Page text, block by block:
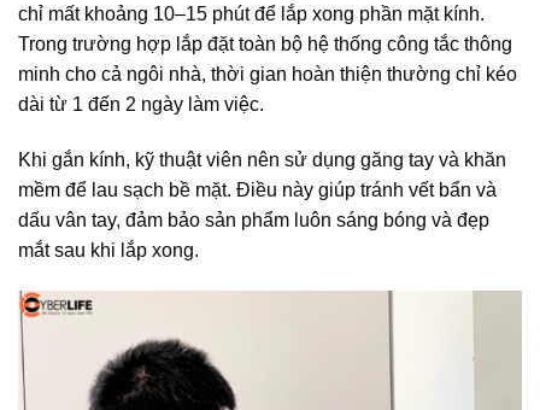
chỉ mất khoảng 10–15 phút để lắp xong phần mặt kính.
Trong trường hợp lắp đặt toàn bộ hệ thống công tắc thông
minh cho cả ngôi nhà, thời gian hoàn thiện thường chỉ kéo
dài từ 1 đến 2 ngày làm việc.
Khi gắn kính, kỹ thuật viên nên sử dụng găng tay và khăn
mềm để lau sạch bề mặt. Điều này giúp tránh vết bẩn và
dấu vân tay, đảm bảo sản phẩm luôn sáng bóng và đẹp
mắt sau khi lắp xong.